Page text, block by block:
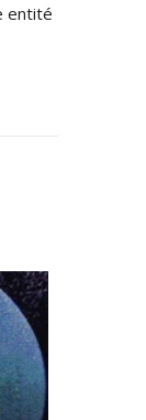
entité